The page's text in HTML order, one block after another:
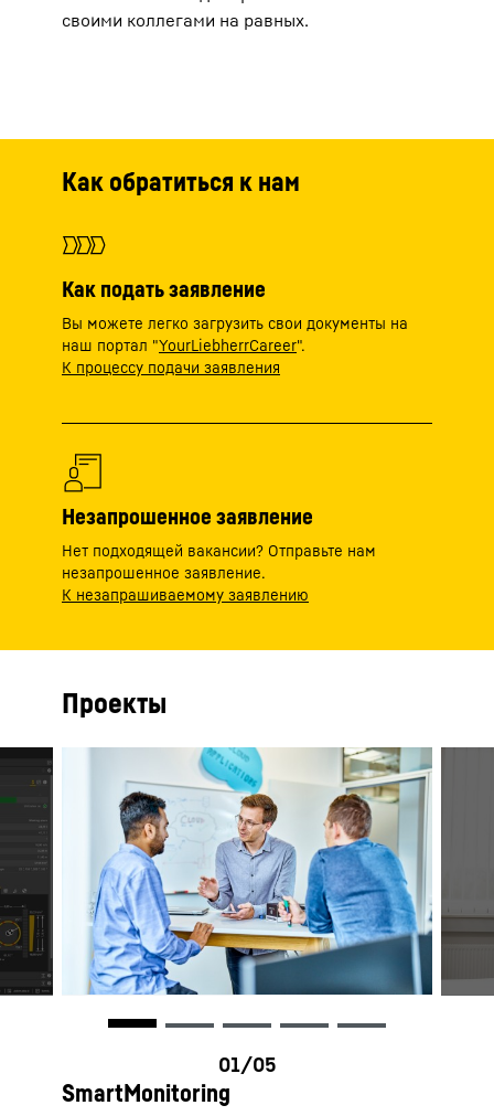
своими коллегами на равных.
Как обратиться к нам
Как подать заявление
Вы можете легко загрузить свои документы на
наш портал "YourLiebherrCareer".
К процессу подачи заявления
Незапрошенное заявление
Нет подходящей вакансии? Отправьте нам
незапрошенное заявление.
К незапрашиваемому заявлению
Проекты
SmartMonitoring